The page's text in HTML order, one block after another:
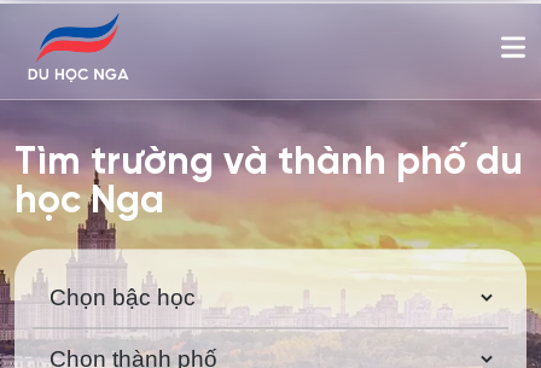
Tìm trường và thành phố du
học Nga